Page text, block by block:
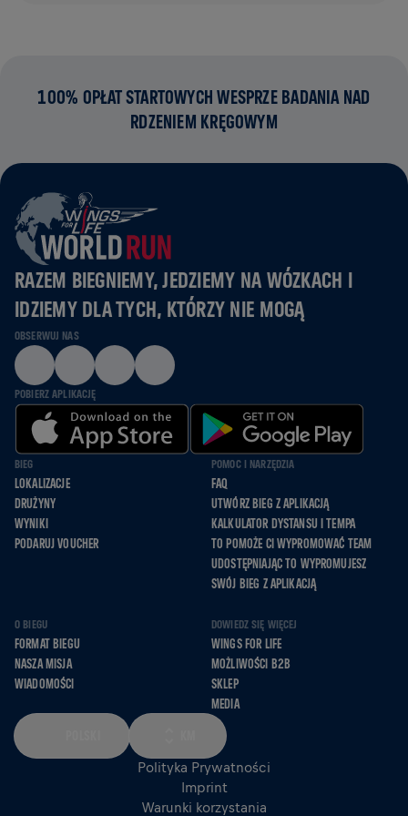
100% OPŁAT STARTOWYCH WESPRZE BADANIA NAD
RDZENIEM KRĘGOWYM
RAZEM BIEGNIEMY, JEDZIEMY NA WÓZKACH I
IDZIEMY DLA TYCH, KTÓRZY NIE MOGĄ
OBSERWUJ NAS
POBIERZ APLIKACJĘ
BIEG
LOKALIZACJE
DRUŻYNY
WYNIKI
PODARUJ VOUCHER
POMOC I NARZĘDZIA
FAQ
UTWÓRZ BIEG Z APLIKACJĄ
KALKULATOR DYSTANSU I TEMPA
TO POMOŻE CI WYPROMOWAĆ TEAM
UDOSTĘPNIAJĄC TO WYPROMUJESZ
SWÓJ BIEG Z APLIKACJĄ
O BIEGU
FORMAT BIEGU
NASZA MISJA
WIADOMOŚCI
DOWIEDZ SIĘ WIĘCEJ
WINGS FOR LIFE
MOŻLIWOŚCI B2B
SKLEP
MEDIA
Polityka Prywatności
Imprint
Warunki korzystania